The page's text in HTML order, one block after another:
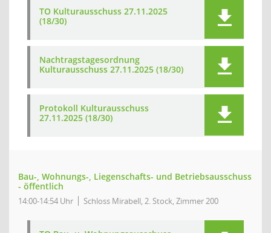
TO Kulturausschuss 27.11.2025
(18/30)
Nachtragstagesordnung
Kulturausschuss 27.11.2025 (18/30)
Protokoll Kulturausschuss
27.11.2025 (18/30)
Bau-, Wohnungs-, Liegenschafts- und Betriebsausschuss
- öffentlich
14:00-14:54 Uhr Schloss Mirabell, 2. Stock, Zimmer 200